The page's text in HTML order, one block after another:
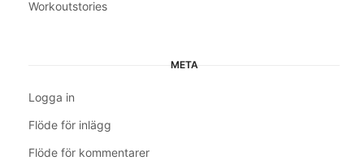
Workoutstories
META
Logga in
Flöde för inlägg
Flöde för kommentarer